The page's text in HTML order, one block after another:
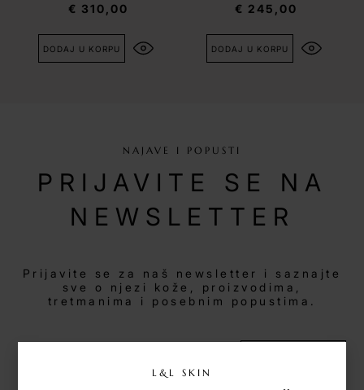
€ 310,00
DODAJ U KORPU
€ 245,00
DODAJ U KORPU
NAJAVE I POPUSTI
PRIJAVITE SE NA
NEWSLETTER
Prijavite se za naš newsletter i saznajte
sve o njezi kože, proizvodima,
tretmanima i posebnim popustima.
L&L SKIN